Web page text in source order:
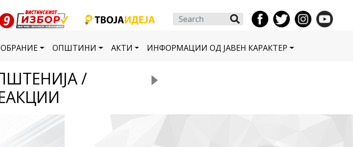
Search
ОПШТИНИ АКТИ ИНФОРМАЦИИ ОД ЈАВЕН КАРАКТЕР
/